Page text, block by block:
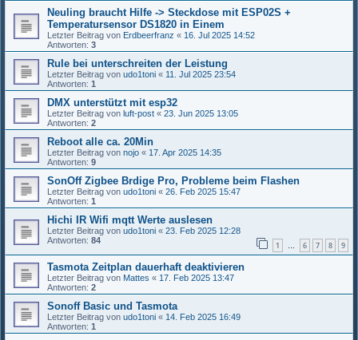
Neuling braucht Hilfe -> Steckdose mit ESP02S +
Temperatursensor DS1820 in Einem
Letzter Beitrag von Erdbeerfranz « 16. Jul 2025 14:52
Antworten: 3
Rule bei unterschreiten der Leistung
Letzter Beitrag von udo1toni « 11. Jul 2025 23:54
Antworten: 1
DMX unterstützt mit esp32
Letzter Beitrag von luft-post « 23. Jun 2025 13:05
Antworten: 2
Reboot alle ca. 20Min
Letzter Beitrag von nojo « 17. Apr 2025 14:35
Antworten: 9
SonOff Zigbee Brdige Pro, Probleme beim Flashen
Letzter Beitrag von udo1toni « 26. Feb 2025 15:47
Antworten: 1
Hichi IR Wifi mqtt Werte auslesen
Letzter Beitrag von udo1toni « 23. Feb 2025 12:28
Antworten: 84 1 … 6 7 8 9
Tasmota Zeitplan dauerhaft deaktivieren
Letzter Beitrag von Mattes « 17. Feb 2025 13:47
Antworten: 2
Sonoff Basic und Tasmota
Letzter Beitrag von udo1toni « 14. Feb 2025 16:49
Antworten: 1